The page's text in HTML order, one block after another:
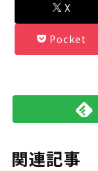
X
Pocket
関連記事